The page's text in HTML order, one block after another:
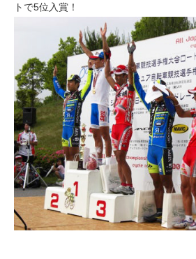
トで5位入賞！